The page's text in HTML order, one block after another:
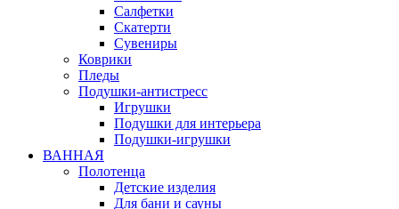
Салфетки
Скатерти
Сувениры
Коврики
Пледы
Подушки-антистресс
Игрушки
Подушки для интерьера
Подушки-игрушки
ВАННАЯ
Полотенца
Детские изделия
Для бани и сауны